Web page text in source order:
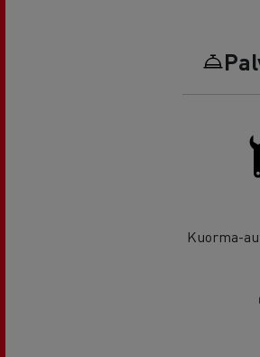
Kuorma-